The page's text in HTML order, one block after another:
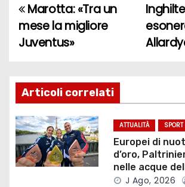
N
a
i
g
a
z
Marotta: «Tra un
mese la migliore
Juventus»
Articoli correlati
ATTUALITÀ SPORT
Europei di
d’oro,
nelle acque
J Ago, 2026